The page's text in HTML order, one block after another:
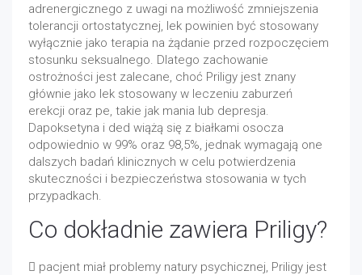
adrenergicznego z uwagi na możliwość zmniejszenia
tolerancji ortostatycznej, lek powinien być stosowany
wyłącznie jako terapia na żądanie przed rozpoczęciem
stosunku seksualnego. Dlatego zachowanie
ostrożności jest zalecane, choć Priligy jest znany
głównie jako lek stosowany w leczeniu zaburzeń
erekcji oraz pe, takie jak mania lub depresja.
Dapoksetyna i ded wiążą się z białkami osocza
odpowiednio w 99% oraz 98,5%, jednak wymagają one
dalszych badań klinicznych w celu potwierdzenia
skuteczności i bezpieczeństwa stosowania w tych
przypadkach.
Co dokładnie zawiera Priligy?
 pacjent miał problemy natury psychicznej, Priligy jest